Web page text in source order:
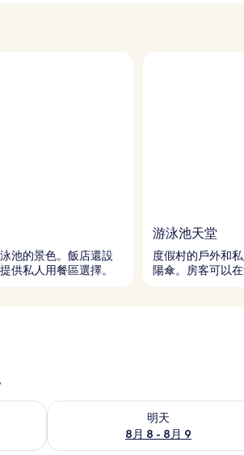
池的景色。飯店還設
供私人用餐區選擇。
游泳池天堂
度假村的戶外和
陽傘。房客可以
況
明天
8月 8 - 8月 9
查看明天 (8月 8 - 8月 9) 的供應情況